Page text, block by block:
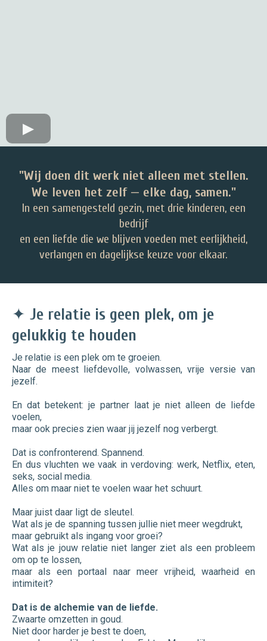
"Wij doen dit werk niet alleen met stellen.
We leven het zelf — elke dag, samen."
In een samengesteld gezin, met drie kinderen, een
bedrijf
en een liefde die we blijven voeden met eerlijkheid,
verlangen en dagelijkse keuze voor elkaar.
✦ Je relatie is geen plek, om je
gelukkig te houden
Je relatie is een plek om te groeien.
Naar de meest liefdevolle, volwassen, vrije versie van
jezelf.
En dat betekent: je partner laat je niet alleen de liefde
voelen,
maar ook precies zien waar jij jezelf nog verbergt.
Dat is confronterend. Spannend.
En dus vluchten we vaak in verdoving: werk, Netflix, eten,
seks, social media.
Alles om maar niet te voelen waar het schuurt.
Maar juist daar ligt de sleutel.
Wat als je de spanning tussen jullie niet meer wegdrukt,
maar gebruikt als ingang voor groei?
Wat als je jouw relatie niet langer ziet als een probleem
om op te lossen,
maar als een portaal naar meer vrijheid, waarheid en
intimiteit?
Dat is de alchemie van de liefde.
Zwaarte omzetten in goud.
Niet door harder je best te doen,